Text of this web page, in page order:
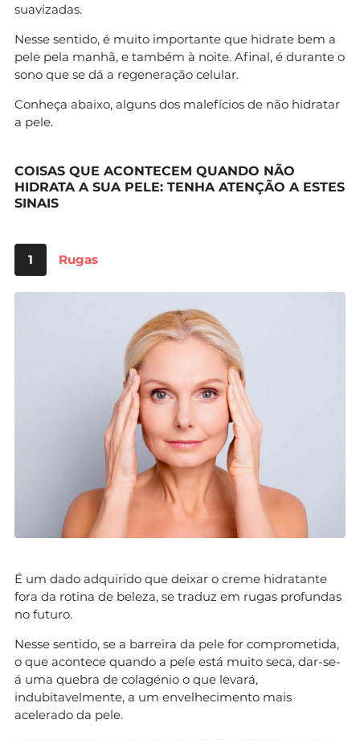
suavizadas.
Nesse sentido, é muito importante que hidrate bem a
pele pela manhã, e também à noite. Afinal, é durante o
sono que se dá a regeneração celular.
Conheça abaixo, alguns dos malefícios de não hidratar
a pele.
COISAS QUE ACONTECEM QUANDO NÃO
HIDRATA A SUA PELE: TENHA ATENÇÃO A ESTES
SINAIS
1 Rugas
É um dado adquirido que deixar o creme hidratante
fora da rotina de beleza, se traduz em rugas profundas
no futuro.
Nesse sentido, se a barreira da pele for comprometida,
o que acontece quando a pele está muito seca, dar-se-
á uma quebra de colagénio o que levará,
indubitavelmente, a um envelhecimento mais
acelerado da pele.